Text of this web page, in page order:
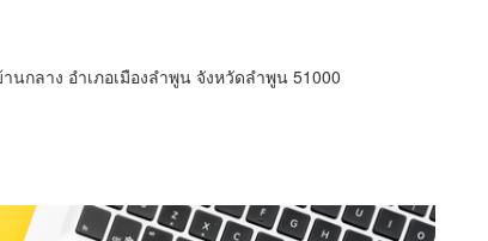
กลาง อำเภอเมืองลำพูน จังหวัดลำพูน 51000